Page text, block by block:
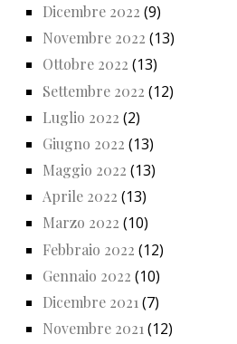
Dicembre 2022 (9)
Novembre 2022 (13)
Ottobre 2022 (13)
Settembre 2022 (12)
Luglio 2022 (2)
Giugno 2022 (13)
Maggio 2022 (13)
Aprile 2022 (13)
Marzo 2022 (10)
Febbraio 2022 (12)
Gennaio 2022 (10)
Dicembre 2021 (7)
Novembre 2021(12)